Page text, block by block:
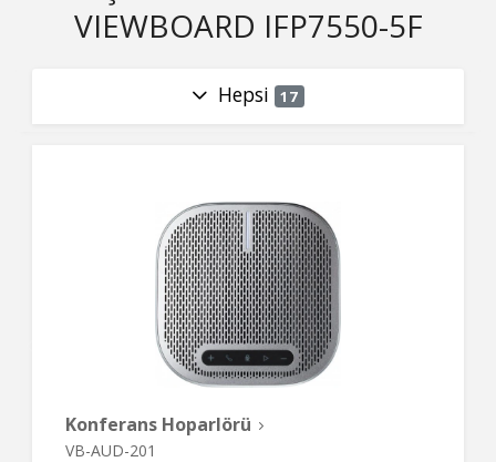
VIEWBOARD IFP7550-5F
Hepsi 17
Konferans Hoparlörü
VB-AUD-201